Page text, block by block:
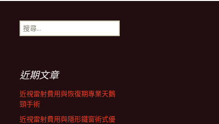
導
航
列
搜
尋
近期文章
近視雷射費用與恢復期專業天鵝
頸手術
近視雷射費用與隱形鐵窗術式優